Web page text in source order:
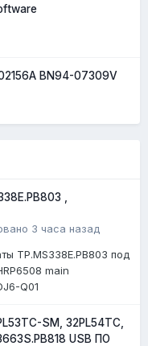
BN94-07309V
,
3 часа назад
TP.MS338E.PB803 под
main
Q01
SM, 32PL54TC,
USB ПО